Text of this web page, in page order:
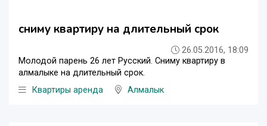
сниму квартиру на длительный срок
26.05.2016, 18:09
Молодой парень 26 лет Русский. Сниму квартиру в
алмалыке на длительный срок.
Квартиры аренда
Алмалык